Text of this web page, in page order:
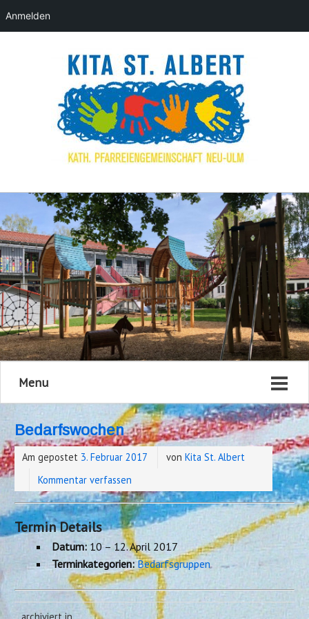
Menu
Bedarfswochen
Am gepostet 3. Februar 2017 von Kita St. Albert
Kommentar verfassen
Termin Details
Datum: 10–12. April 2017
Terminkategorien: Bedarfsgruppen
archiviert in
Anmelden